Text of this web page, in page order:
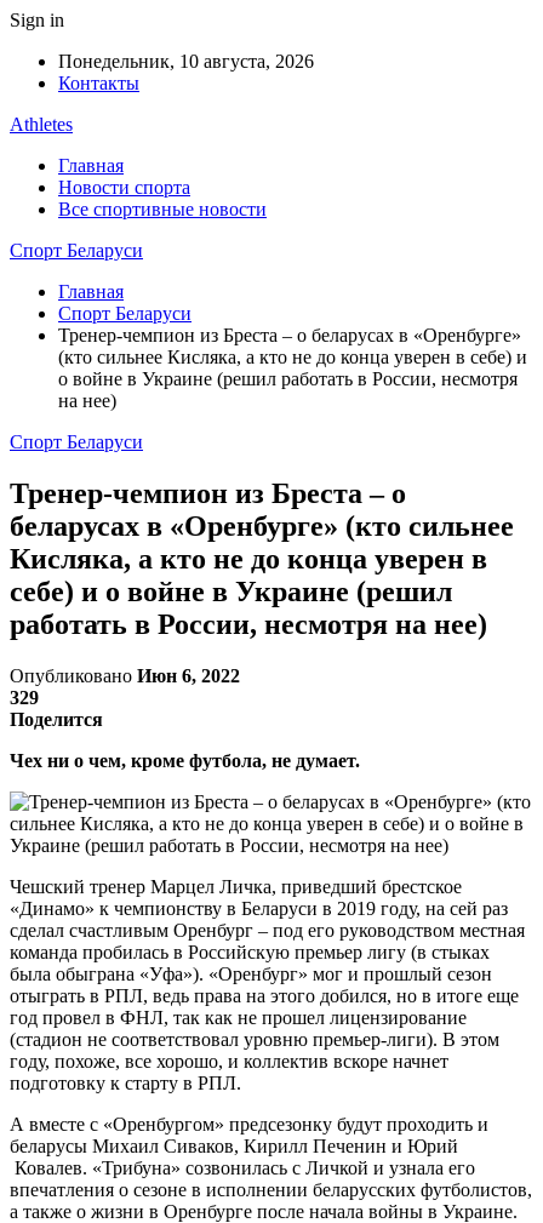
Sign in
Понедельник, 10 августа, 2026
Контакты
Athletes
Главная
Новости спорта
Все спортивные новости
Спорт Беларуси
Главная
Спорт Беларуси
Тренер-чемпион из Бреста – о беларусах в «Оренбурге»
(кто сильнее Кисляка, а кто не до конца уверен в себе) и
о войне в Украине (решил работать в России, несмотря
на нее)
Спорт Беларуси
Тренер-чемпион из Бреста – о
беларусах в «Оренбурге» (кто сильнее
Кисляка, а кто не до конца уверен в
себе) и о войне в Украине (решил
работать в России, несмотря на нее)
Опубликовано Июн 6, 2022
329
Поделится
Чех ни о чем, кроме футбола, не думает.
Чешский тренер Марцел Личка, приведший брестское
«Динамо» к чемпионству в Беларуси в 2019 году, на сей раз
сделал счастливым Оренбург – под его руководством местная
команда пробилась в Российскую премьер лигу (в стыках
была обыграна «Уфа»). «Оренбург» мог и прошлый сезон
отыграть в РПЛ, ведь права на этого добился, но в итоге еще
год провел в ФНЛ, так как не прошел лицензирование
(стадион не соответствовал уровню премьер-лиги). В этом
году, похоже, все хорошо, и коллектив вскоре начнет
подготовку к старту в РПЛ.
А вместе с «Оренбургом» предсезонку будут проходить и
беларусы Михаил Сиваков, Кирилл Печенин и Юрий
Ковалев. «Трибуна» созвонилась с Личкой и узнала его
впечатления о сезоне в исполнении беларусских футболистов,
а также о жизни в Оренбурге после начала войны в Украине.